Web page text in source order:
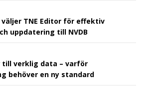
TNE Editor för effektiv
uppdatering till NVDB
till verklig data – varför
behöver en ny standard